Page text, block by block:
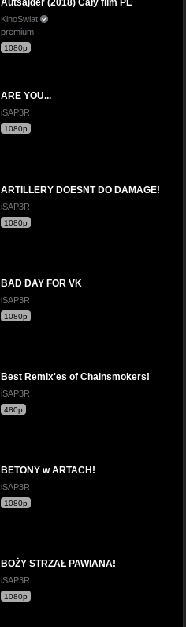
Autsajder (2018) Cały film PL
KinoSwiat
premium
1080p
ARE YOU...
iSAP3R
1080p
ARTILLERY DOESNT DO DAMAGE!
iSAP3R
1080p
BAD DAY FOR VK
iSAP3R
1080p
Best Remix'es of Chainsmokers!
iSAP3R
480p
BETONY w ARTACH!
iSAP3R
1080p
BOŻY STRZAŁ PAWIANA!
iSAP3R
1080p